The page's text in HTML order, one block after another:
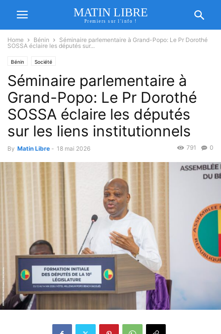
MATIN LIBRE
Premiers sur l'info !
Home Bénin
Séminaire parlementaire à Grand-Popo: Le Pr Dorothé
SOSSA éclaire les députés sur...
Bénin Société
Séminaire parlementaire à
Grand-Popo: Le Pr Dorothé
SOSSA éclaire les députés
sur les liens institutionnels
By Matin Libre - 18 mai 2026 0
791